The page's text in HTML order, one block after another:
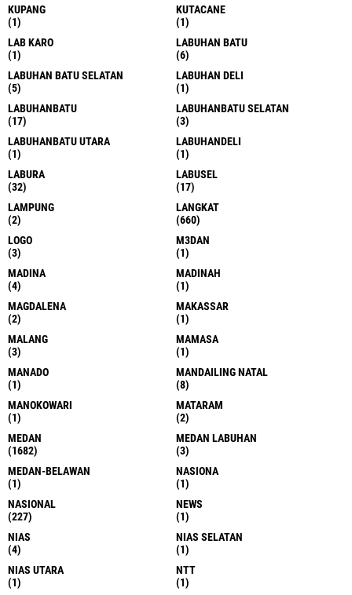
KUPANG
(1)
KUTACANE
(1)
LAB KARO
(1)
LABUHAN BATU
(6)
LABUHAN BATU SELATAN
(5)
LABUHAN DELI
(1)
LABUHANBATU
(17)
LABUHANBATU SELATAN
(3)
LABUHANBATU UTARA
(1)
LABUHANDELI
(1)
LABURA
(32)
LABUSEL
(17)
LAMPUNG
(2)
LANGKAT
(660)
LOGO
(3)
M3DAN
(1)
MADINA
(4)
MADINAH
(1)
MAGDALENA
(2)
MAKASSAR
(1)
MALANG
(3)
MAMASA
(1)
MANADO
(1)
MANDAILING NATAL
(8)
MANOKOWARI
(1)
MATARAM
(2)
MEDAN
(1682)
MEDAN LABUHAN
(3)
MEDAN-BELAWAN
(1)
NASIONA
(1)
NASIONAL
(227)
NEWS
(1)
NIAS
(4)
NIAS SELATAN
(1)
NIAS UTARA
(1)
NTT
(1)